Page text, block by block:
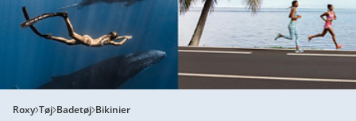
Roxy Tøj Badetøj Bikinier